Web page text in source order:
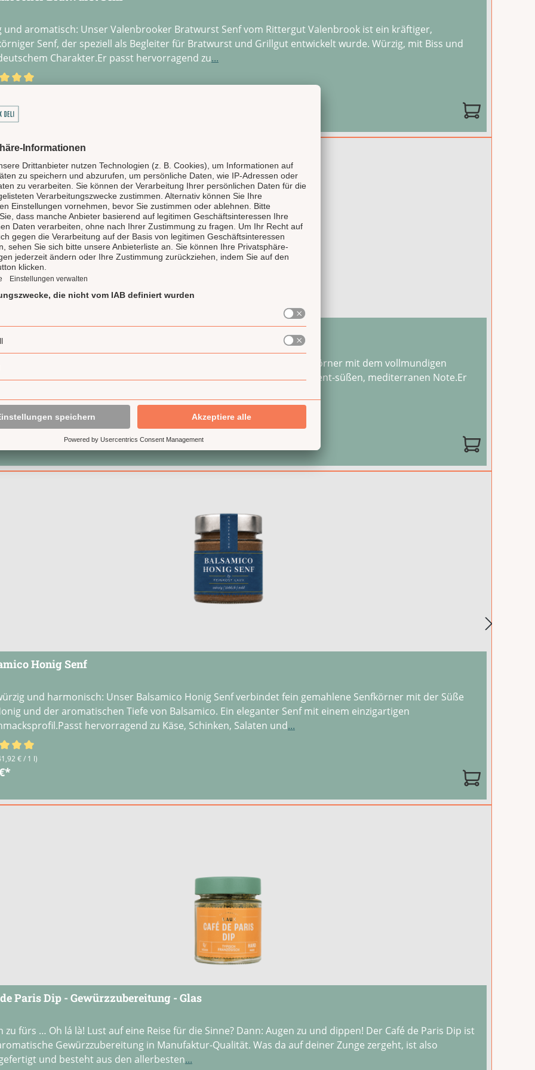
und aromatisch: Unser Valenbrooker Bratwurst Senf vom Rittergut Valenbrook ist ein kräftiger,
Senf, der speziell als Begleiter für Bratwurst und Grillgut entwickelt wurde. Würzig, mit Biss und
Charakter.Er passt hervorragend zu...
Senf
fruchtig und elegant: Unser Feigen Senf verbindet fein gemahlene Senfkörner mit dem vollmundigen
reifer Feigen. Mit 25 % Feigenpüree ein milder Senf mit einer dezent-süßen, mediterranen Note.Er
Honig Senf
und harmonisch: Unser Balsamico Honig Senf verbindet fein gemahlene Senfkörner mit der Süße
und der aromatischen Tiefe von Balsamico. Ein eleganter Senf mit einem einzigartigen
hervorragend zu Käse, Schinken, Salaten und...
Bewertung von 5 von 5 Sternen
€ / 1 l)
Paris Dip - Gewürzzubereitung - Glas
auf eine Reise für die Sinne? Dann: Augen zu und dippen! Der Café de Paris Dip ist
Gewürzzubereitung in Manufaktur-Qualität. Was da auf deiner Zunge zergeht, ist also
und besteht aus den allerbesten...